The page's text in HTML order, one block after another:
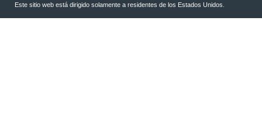
Este sitio web está dirigido solamente a residentes de los Estados Unidos.